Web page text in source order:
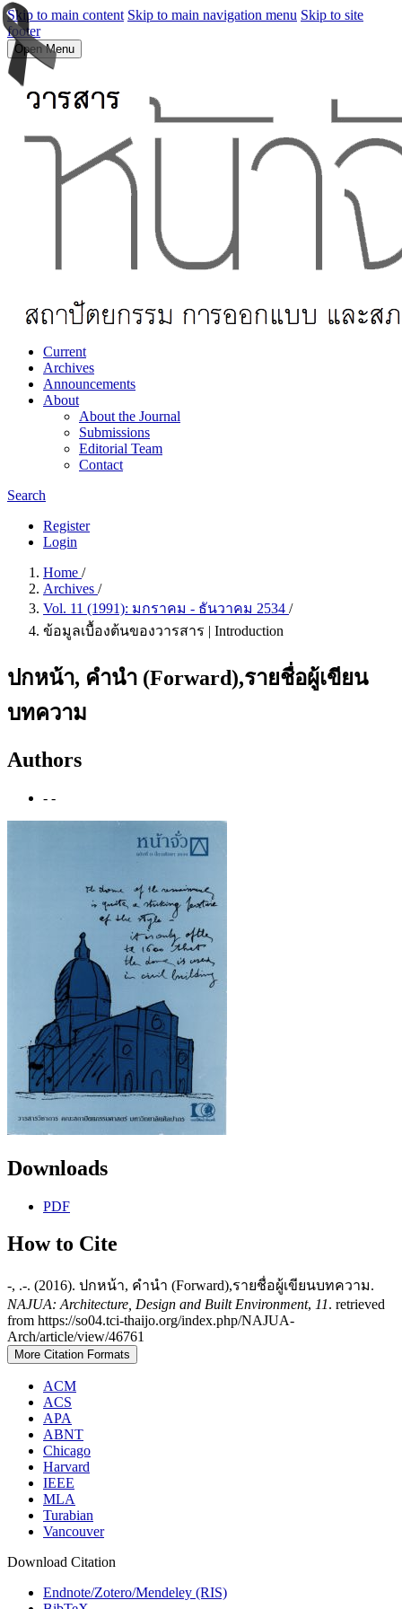
Skip to main content Skip to main navigation menu Skip to site
footer
Open Menu
Current
Archives
Announcements
About
About the Journal
Submissions
Editorial Team
Contact
Search
Register
Login
Home /
Archives /
Vol. 11 (1991): มกราคม - ธันวาคม 2534 /
ข้อมูลเบื้องต้นของวารสาร | Introduction
ปกหน้า, คำนำ (Forward),รายชื่อผู้เขียน
บทความ
Authors
- -
Downloads
PDF
How to Cite
-, .-. (2016). ปกหน้า, คำนำ (Forward),รายชื่อผู้เขียนบทความ.
NAJUA: Architecture, Design and Built Environment, 11. retrieved
from https://so04.tci-thaijo.org/index.php/NAJUA-
Arch/article/view/46761
More Citation Formats
ACM
ACS
APA
ABNT
Chicago
Harvard
IEEE
MLA
Turabian
Vancouver
Download Citation
Endnote/Zotero/Mendeley (RIS)